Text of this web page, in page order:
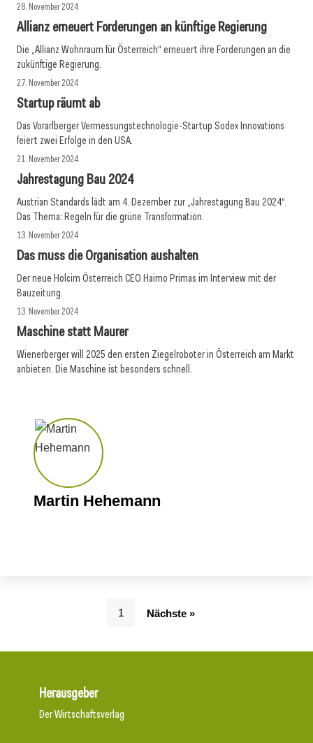
28. November 2024
Allianz erneuert Forderungen an künftige Regierung
Die „Allianz Wohnraum für Österreich“ erneuert ihre Forderungen an die
zukünftige Regierung.
27. November 2024
Startup räumt ab
Das Vorarlberger Vermessungstechnologie-Startup Sodex Innovations
feiert zwei Erfolge in den USA.
21. November 2024
Jahrestagung Bau 2024
Austrian Standards lädt am 4. Dezember zur „Jahrestagung Bau 2024“.
Das Thema: Regeln für die grüne Transformation.
13. November 2024
Das muss die Organisation aushalten
Der neue Holcim Österreich CEO Haimo Primas im Interview mit der
Bauzeitung.
13. November 2024
Maschine statt Maurer
Wienerberger will 2025 den ersten Ziegelroboter in Österreich am Markt
anbieten. Die Maschine ist besonders schnell.
Martin Hehemann
1 Nächste »
Herausgeber
Der Wirtschaftsverlag